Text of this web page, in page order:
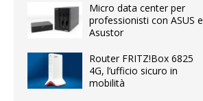
Micro data center per
professionisti con ASUS e
Asustor
Router FRITZ!Box 6825
4G, l’ufficio sicuro in
mobilità